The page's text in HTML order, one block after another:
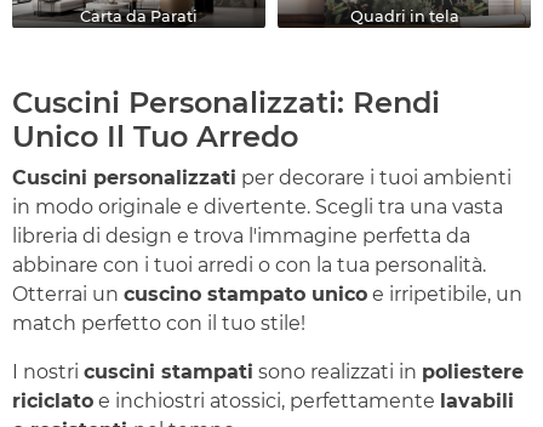
Carta da Parati Quadri in tela
Cuscini Personalizzati: Rendi
Unico Il Tuo Arredo
Cuscini personalizzati per decorare i tuoi ambienti
in modo originale e divertente. Scegli tra una vasta
libreria di design e trova l'immagine perfetta da
abbinare con i tuoi arredi o con la tua personalità.
Otterrai un cuscino stampato unico e irripetibile, un
match perfetto con il tuo stile!
I nostri cuscini stampati sono realizzati in poliestere
riciclato e inchiostri atossici, perfettamente lavabili